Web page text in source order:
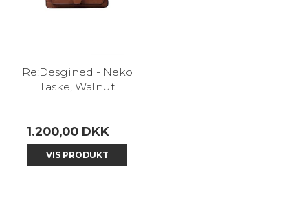
Re:Desgined - Neko
Taske, Walnut
1.200,00 DKK
VIS PRODUKT